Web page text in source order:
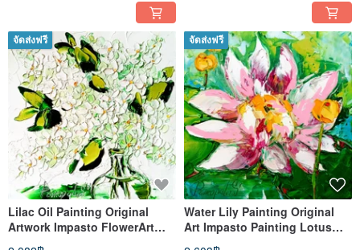
จัดส่งฟรี
Lilac Oil Painting Original
Artwork Impasto FlowerArt
Lilac Flowers 6 x 6
จัดส่งฟรี
Water Lily Painting Original
Art Impasto Painting Lotus
Flower Floral Oil Art